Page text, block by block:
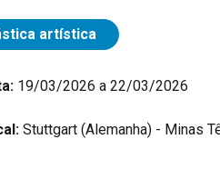
artística
19/03/2026 a 22/03/2026
Stuttgart (Alemanha) - Minas